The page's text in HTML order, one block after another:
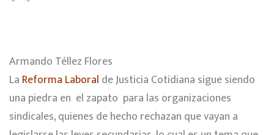
Armando Téllez Flores
La Reforma Laboral de Justicia Cotidiana sigue siendo
una piedra en el zapato para las organizaciones
sindicales, quienes de hecho rechazan que vayan a